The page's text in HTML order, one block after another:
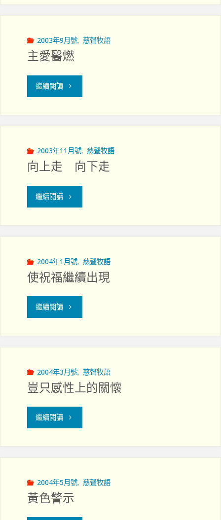
語：
疫
示
2003年9月號, 慈聲牧語
主愛醫燃
繼續閱讀"主
燃"
2003年11月號, 慈聲牧語
向上走 向下走
繼續閱讀"向
向
下
走"
2004年1月號, 慈聲牧語
使祝福繼續出現
繼續閱讀"使
繼
續
出
2004年3月號, 慈聲牧語
豈只感性上的關懷
繼續閱讀"豈
性
上
2004年5月號, 慈聲牧語
黃色警示